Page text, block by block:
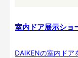
室内ドア展示ショ
DAIKENの室内ドア